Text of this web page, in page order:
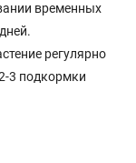
временных
регулярно
3 подкормки